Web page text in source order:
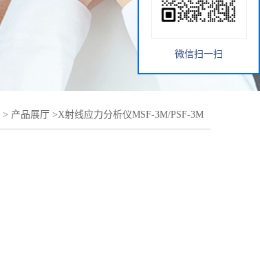
> 产品展厅 >X射线应力分析仪MSF-3M/PSF-3M
微信扫一扫